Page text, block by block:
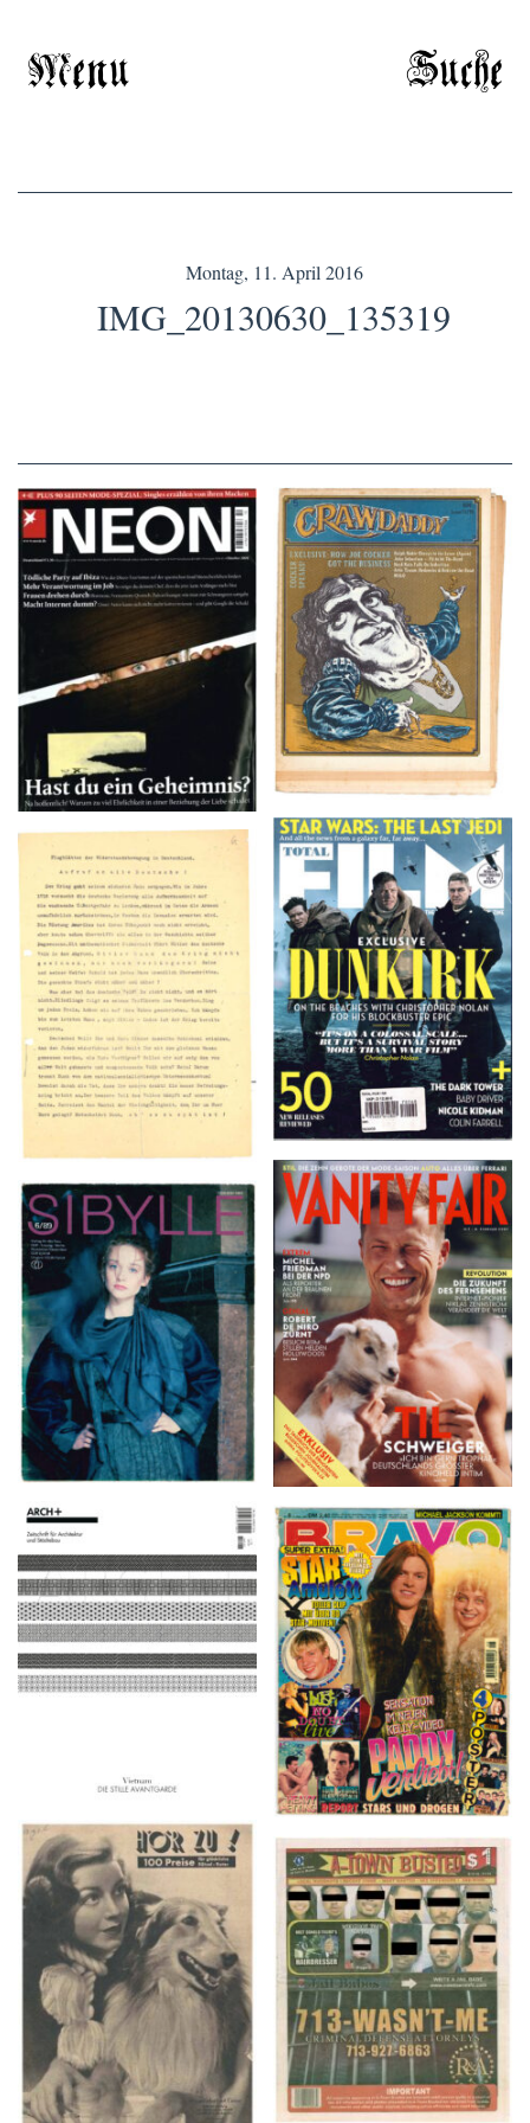
Menu Suche
Montag, 11. April 2016
IMG_20130630_135319
NEON – OKTOBER
2008
Crawdaddy – June/11/72
TOTAL FILM #260 –
SUMMER 2017
Flugblätter der Weissen
Rose – V, Januar 1943
VANITY FAIR – Nr. 7 –
8. Februar 2007
SIBYLLE 6/89
ARCH+ Nr. 226, Herbst
2016
BRAVO – Nr. 8, 13. Febr.
1997
HÖR ZU! – 1949,
NUMMER 10, Woche
vom 27. Februar bis 05.
März
A-TOWN BUSTED –
8/15/16–9/1/16